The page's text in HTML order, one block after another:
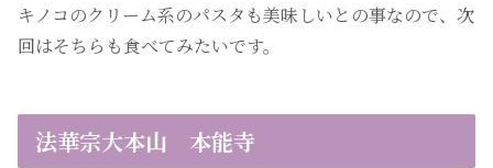
キノコのクリーム系のパスタも美味しいとの事なので、次
回はそちらも食べてみたいです。
法華宗大本山 本能寺